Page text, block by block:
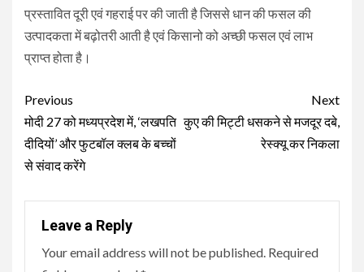
प्रस्‍तावित दूरी एवं गहराई पर की जाती है जिससे धान की फसल की
उत्‍पादकता में बढ़ोतरी आती है एवं किसानो को अच्‍छी फसल एवं लाभ
प्राप्‍त होता है।
Continue
Reading
Previous
मोदी 27 को मध्यप्रदेश में, ‘लखपति
दीदियों’ और फुटबॉल क्लब के बच्चों
से संवाद करेंगे
Next
कुए की मिट्टी धसकने से मजदूर दबे,
रेस्क्यू कर निकला
Leave a Reply
Your email address will not be published. Required